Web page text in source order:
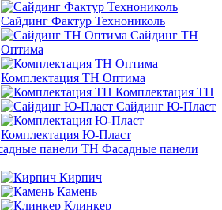
Сайдинг Фактур Технониколь
Сайдинг ТН
Оптима
Комплектация ТН Оптима
Комплектация ТН
Сайдинг Ю-Пласт
Комплектация Ю-Пласт
Фасадные панели
Кирпич
Камень
Клинкер